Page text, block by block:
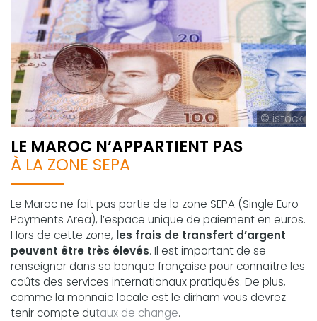
© istock
LE MAROC N’APPARTIENT PAS
À LA ZONE SEPA
Le Maroc ne fait pas partie de la zone SEPA (Single Euro
Payments Area), l’espace unique de paiement en euros.
Hors de cette zone, les frais de transfert d’argent
peuvent être très élevés. Il est important de se
renseigner dans sa banque française pour connaître les
coûts des services internationaux pratiqués. De plus,
comme la monnaie locale est le dirham vous devrez
tenir compte dutaux de change.